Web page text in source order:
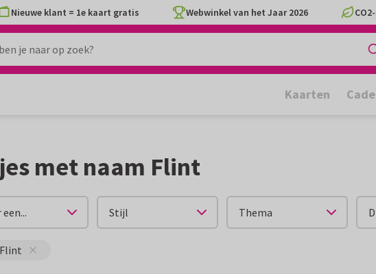
Nieuwe klant = 1e kaart gratis Webwinkel van het Jaar 2026
Kaarten
met naam Flint
Stijl Thema